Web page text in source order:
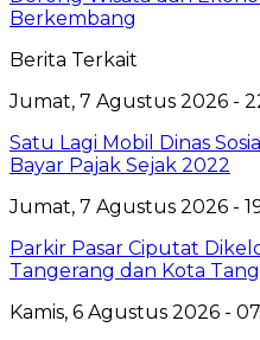
Berkembang
Berita Terkait
Jumat, 7 Agustus 2026 -
Satu Lagi Mobil Dinas
Bayar Pajak Sejak 2022
Jumat, 7 Agustus 2026 -
Parkir Pasar Ciputat
Tangerang dan Kota
Kamis, 6 Agustus 2026 -